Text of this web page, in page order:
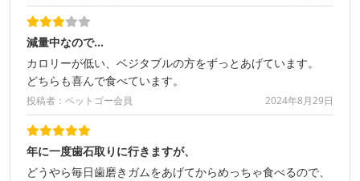
減量中なので…
カロリーが低い、ベジタブルの方をずっとあげています。
どちらも喜んで食べています。
投稿者：ペットゴー会員 2024年8月29日
年に一度歯石取りに行きますが、
どうやら毎日歯磨きガムをあげてからめっちゃ食べるので、